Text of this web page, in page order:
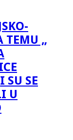
TEMU „
SE
U